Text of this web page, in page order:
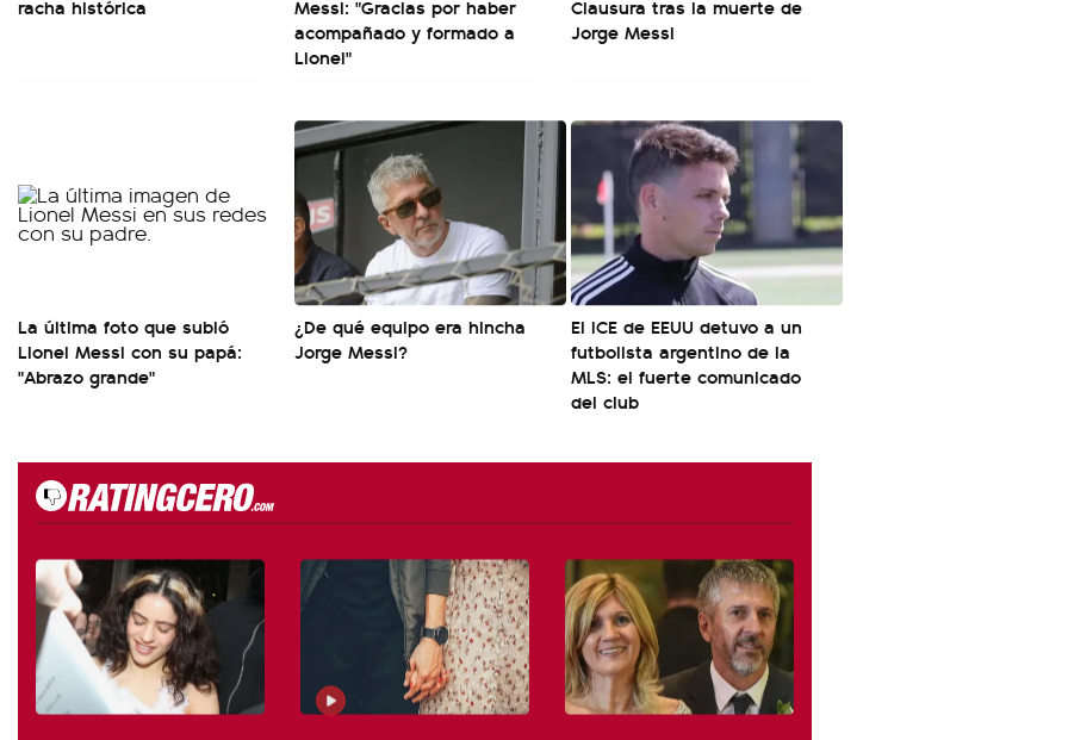
racha histórica
Messi: "Gracias por haber
acompañado y formado a
Lionel"
Clausura tras la muerte de
Jorge Messi
La última foto que subió
Lionel Messi con su papá:
"Abrazo grande"
¿De qué equipo era hincha
Jorge Messi?
El ICE de EEUU detuvo a un
futbolista argentino de la
MLS: el fuerte comunicado
del club